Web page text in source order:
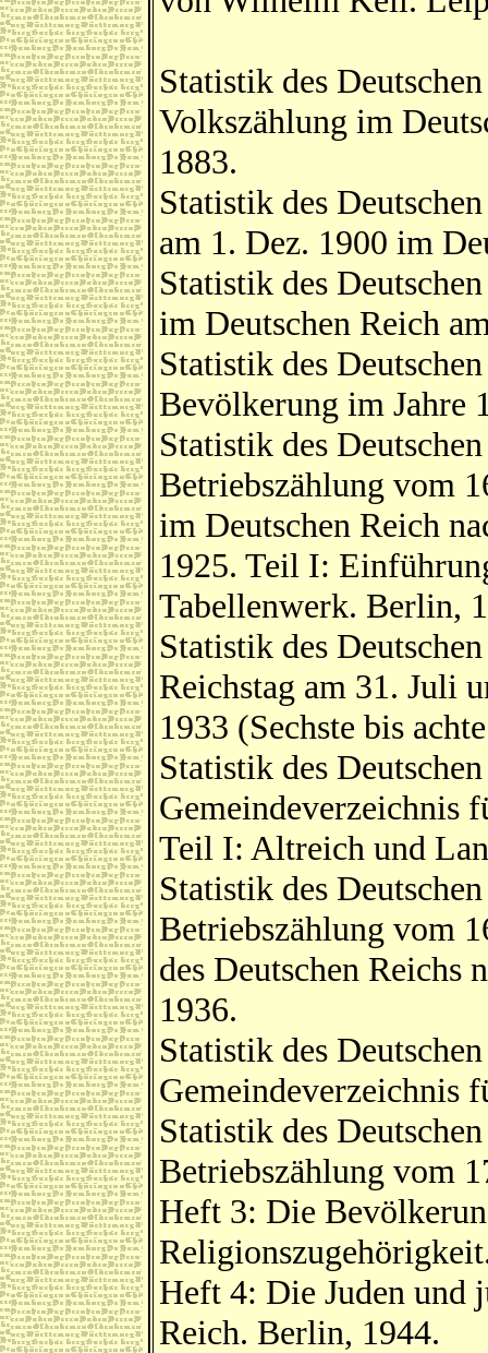
Statistik des
Volkszählung im
1883.
Statistik des
am 1. Dez. 1900 im
Statistik des
im Deutschen Reich
Statistik des
Bevölkerung im Jahre
Statistik des
Betriebszählung vom
im Deutschen Reich
1925. Teil I:
Tabellenwerk. Berlin,
Statistik des
Reichstag am 31. Juli
1933 (Sechste bis
Statistik des
Gemeindeverzeichnis
Teil I: Altreich und
Statistik des
Betriebszählung vom
des Deutschen
1936.
Statistik des
Gemeindeverzeichnis
Statistik des
Betriebszählung vom
Heft 3: Die
Heft 4: Die Juden und
Reich. Berlin, 1944.